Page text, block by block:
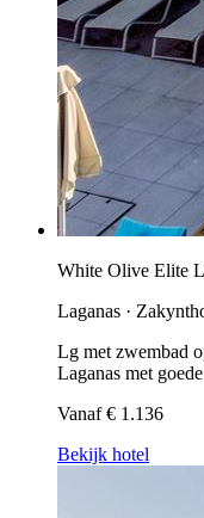
White Olive Elite
Laganas ·
Lg met zwembad
Laganas met
Vanaf€ 1.136
Bekijk hotel